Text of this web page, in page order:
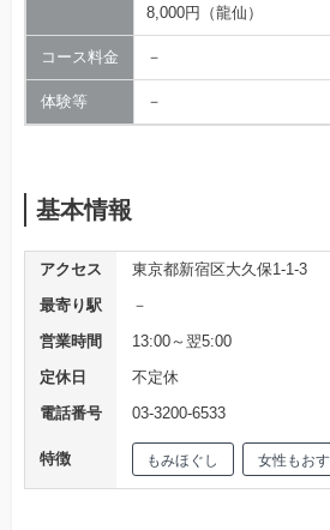
8,000円（龍仙）
コース料金 －
体験等 －
基本情報
アクセス
東京都新宿区大久保1-1-3
最寄り駅
－
営業時間
13:00～翌5:00
定休日
不定休
電話番号
03-3200-6533
特徴 もみほぐし 女性もお